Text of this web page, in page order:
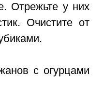
Отрежьте у них
Очистите от